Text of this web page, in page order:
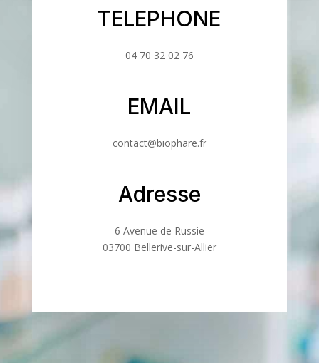
TELEPHONE
04 70 32 02 76
EMAIL
contact@biophare.fr
Adresse
6 Avenue de Russie
03700 Bellerive-sur-Allier